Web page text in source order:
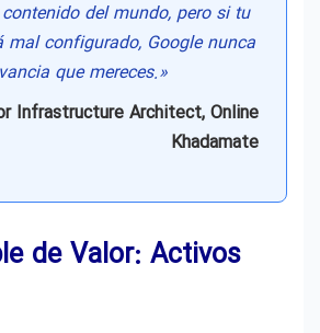
del mundo, pero si tu
mal configurado, Google nunca
que mereces.»
Infrastructure Architect, Online
Khadamate
de Valor: Activos